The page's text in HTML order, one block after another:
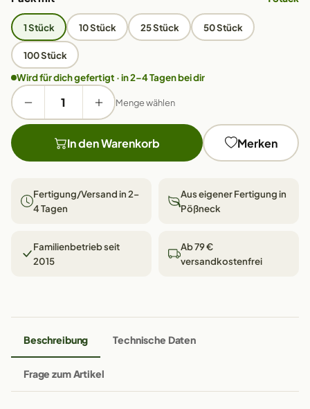
1 Stück 10 Stück 25 Stück 50 Stück
100 Stück
Wird für dich gefertigt · in 2–4 Tagen bei dir
Menge wählen
In den Warenkorb Merken
Fertigung/Versand in 2–
4 Tagen
Aus eigener Fertigung in
Pößneck
Familienbetrieb seit
2015
Ab 79 €
versandkostenfrei
Beschreibung Technische Daten
Frage zum Artikel